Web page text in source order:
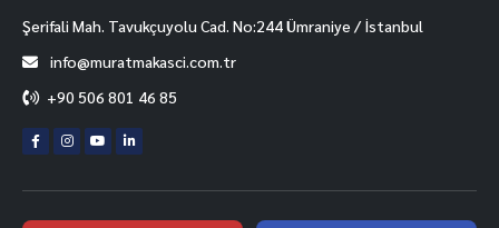
Instagram
Youtube
Şerifali Mah. Tavukçuyolu Cad. No:244 Ümraniye / İstanbul
info@muratmakasci.com.tr
+90 506 801 46 85